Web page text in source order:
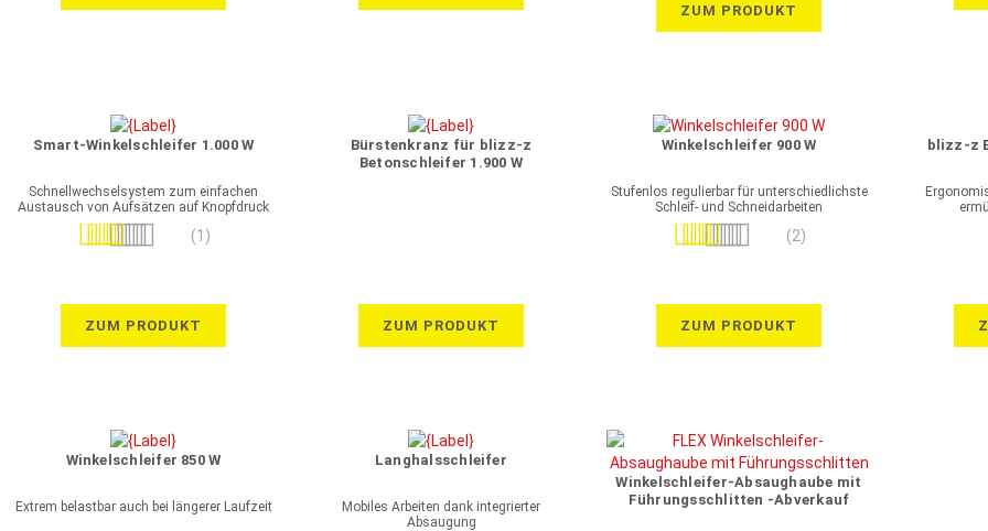
ZUM PRODUKT
Smart-Winkelschleifer 1.000 W
Schnellwechselsystem zum einfachen
Austausch von Aufsätzen auf Knopfdruck
Bewertung:
(1)
ZUM PRODUKT
Bürstenkranz für blizz-z
Betonschleifer 1.900 W
ZUM PRODUKT
Winkelschleifer 900 W
Stufenlos regulierbar für unterschiedlichste
Schleif- und Schneidarbeiten
Bewertung:
(2)
ZUM PRODUKT
blizz-z
Winkelschleifer 850 W
Extrem belastbar auch bei längerer Laufzeit
Langhalsschleifer
Mobiles Arbeiten dank integrierter
Absaugung
Winkelschleifer-Absaughaube mit
Führungsschlitten -Abverkauf